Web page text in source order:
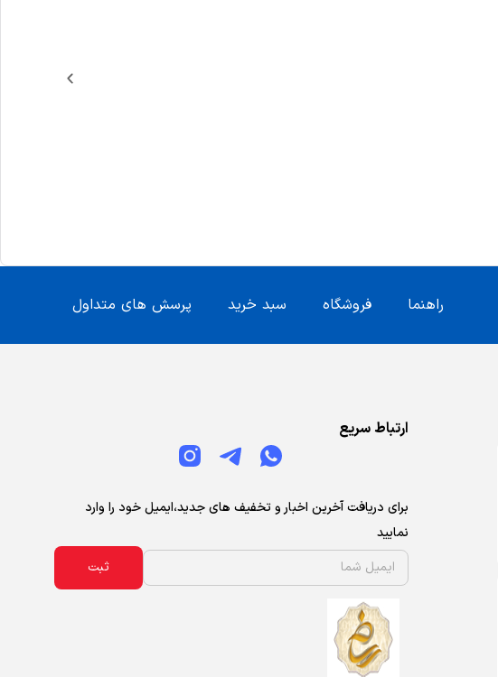
راهنما فروشگاه سبد خرید پرسش های متداول
ارتباط سریع
برای دریافت آخرین اخبار و تخفیف های جدید،ایمیل خود را وارد
نمایید
ثبت